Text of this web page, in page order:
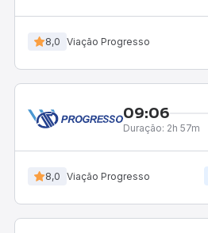
8,0 Viação Progresso
09:06
Duração: 2h 57m
8,0 Viação Progresso